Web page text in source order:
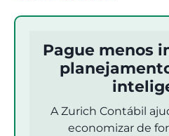
Pague menos
A Zurich Contábil
economizar de